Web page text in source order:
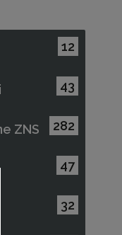
12
43
ZNS 282
47
32